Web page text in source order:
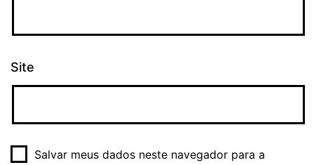
Site
Salvar meus dados neste navegador para a